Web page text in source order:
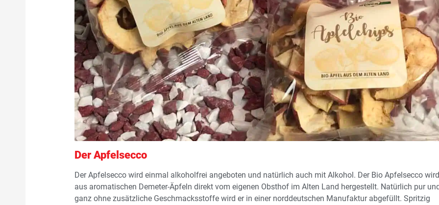
Der Apfelsecco
Der Apfelsecco wird einmal alkoholfrei angeboten und natürlich auch mit Alkohol. Der Bio Apfelsecco wird
aus aromatischen Demeter-Äpfeln direkt vom eigenen Obsthof im Alten Land hergestellt. Natürlich pur
ganz ohne zusätzliche Geschmacksstoffe wird er in einer norddeutschen Manufaktur abgefüllt. Spritzig